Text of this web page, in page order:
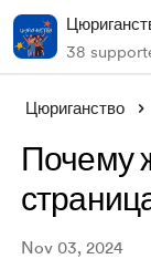
38
Цюриганство
Почему
Nov 03, 2024